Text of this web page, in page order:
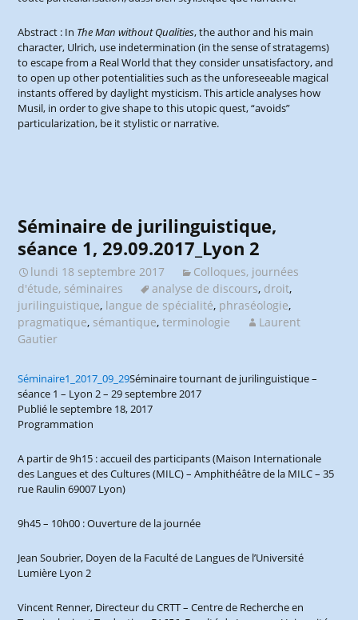
Abstract : In The Man without Qualities, the author and his main
character, Ulrich, use indetermination (in the sense of stratagems)
to escape from a Real World that they consider unsatisfactory, and
to open up other potentialities such as the unforeseeable magical
instants offered by daylight mysticism. This article analyses how
Musil, in order to give shape to this utopic quest, “avoids”
particularization, be it stylistic or narrative.
Séminaire de jurilinguistique,
séance 1, 29.09.2017_Lyon 2
lundi 18 septembre 2017
Colloques, journées
d'étude, séminaires
analyse de discours, droit,
jurilinguistique, langue de spécialité, phraséologie,
pragmatique, sémantique,terminologie
Laurent
Gautier
Séminaire1_2017_09_29Séminaire tournant de jurilinguistique –
séance 1 – Lyon 2 – 29 septembre 2017
Publié le septembre 18, 2017
Programmation
A partir de 9h15 : accueil des participants (Maison Internationale
des Langues et des Cultures (MILC) – Amphithéâtre de la MILC – 35
rue Raulin 69007 Lyon)
9h45 – 10h00 : Ouverture de la journée
Jean Soubrier, Doyen de la Faculté de Langues de l’Université
Lumière Lyon 2
Vincent Renner, Directeur du CRTT – Centre de Recherche en